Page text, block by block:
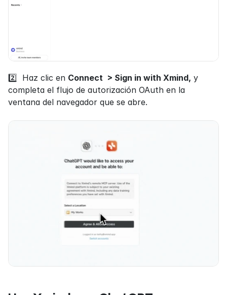
2️⃣  Haz clic en Connect  > Sign in with Xmind, y
completa el flujo de autorización OAuth en la
ventana del navegador que se abre.